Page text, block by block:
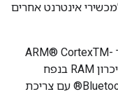
אינטרנט אחרים
ה-SoRF52840 של SoC מבוסס על מעבד ARM® CortexTM-
M4F של 32 סיביות עם פלאש של 1MB וזיכרון RAM בנפח
256KB. משדר-משדר 2.4GHz תומך ב-Bluetooth® עם צריכת